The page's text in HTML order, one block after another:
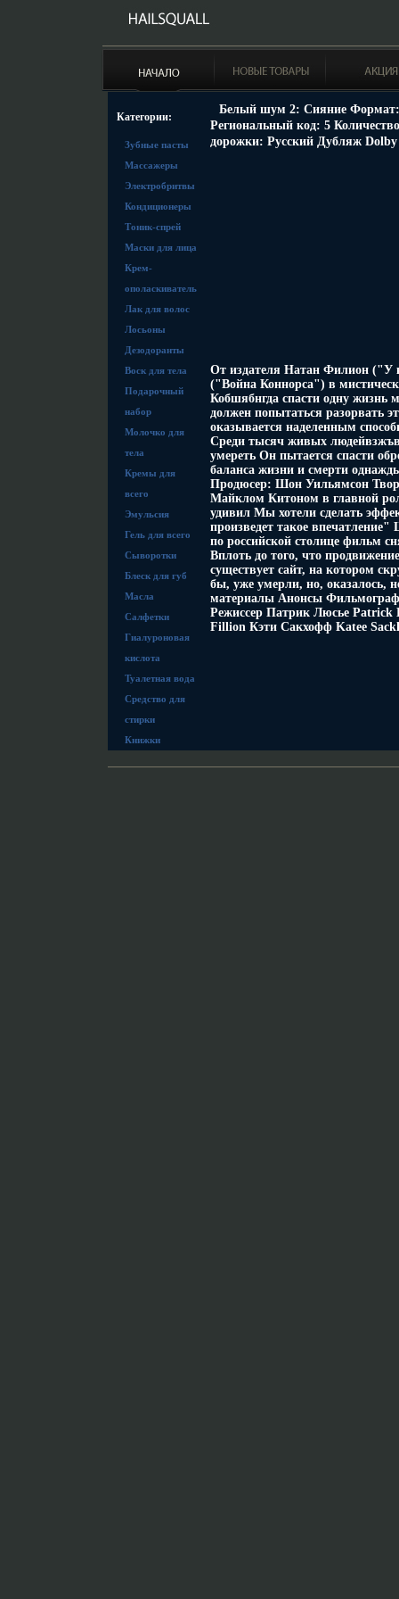
Категории:
Зубные пасты
Массажеры
Электробритвы
Кондиционеры
Тоник-спрей
Маски для лица
Крем-
ополаскиватель
Лак для волос
Лосьоны
Дезодоранты
Воск для тела
Подарочный
набор
Молочко для
тела
Кремы для
всего
Эмульсия
Гель для всего
Сыворотки
Блеск для губ
Масла
Салфетки
Гиалуроновая
кислота
Туалетная вода
Средство для
стирки
Книжки
Белый шум 2: Сияние Формат:
Региональный код: 5
дорожки: Русский Дубляж
От издателя Натан Филион ("У
("Война Коннорса") в
Кобшябнгда спасти одну жизнь
должен попытаться разорвать
оказывается наделенным
Среди тысяч живых людейвзжъв
умереть Он пытается спасти
баланса жизни и смерти
Продюсер: Шон Уильямсон
Майклом Китоном в главной
удивил Мы хотели сделать
произведет такое
по российской столице фильм
Вплоть до того, что
существует сайт, на котором
бы, уже умерли, но, оказалось,
материалы Анонсы
Режиссер Патрик Люсье Patrick
Fillion Кэти Сакхофф Katee